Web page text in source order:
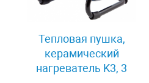
Тепловая пушка,
керамический
нагреватель K3, 3